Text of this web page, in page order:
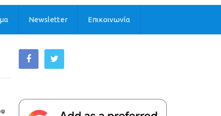
Newsletter Επικοινωνία